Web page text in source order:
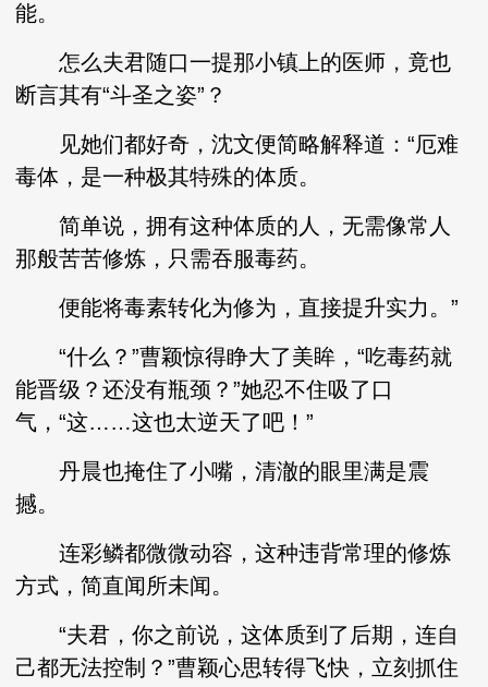
能。
怎么夫君随口一提那小镇上的医师，竟也
断言其有“斗圣之姿”？
见她们都好奇，沈文便简略解释道：“厄难
毒体，是一种极其特殊的体质。
简单说，拥有这种体质的人，无需像常人
那般苦苦修炼，只需吞服毒药。
便能将毒素转化为修为，直接提升实力。”
“什么？”曹颖惊得睁大了美眸，“吃毒药就
能晋级？还没有瓶颈？”她忍不住吸了口
气，“这……这也太逆天了吧！”
丹晨也掩住了小嘴，清澈的眼里满是震
撼。
连彩鳞都微微动容，这种违背常理的修炼
方式，简直闻所未闻。
“夫君，你之前说，这体质到了后期，连自
己都无法控制？”曹颖心思转得飞快，立刻抓住